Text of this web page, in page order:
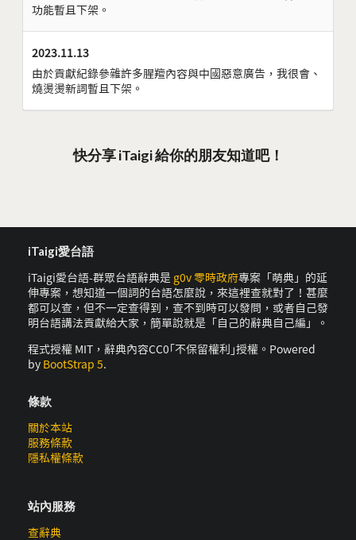
功能暫且下架。
2023.11.13
由於貢獻紀錄參雜許多腥羶內容與中國惡意廣告，我很會、
燒燙燙新詞暫且下架。
快分享 iTaigi 給你的朋友知道吧！
iTaigi愛台語
iTaigi愛台語-群眾台語辭典是 g0v 零時政府專案「萌典」的延
伸專案，想知道一個詞的台語怎麼說，來這裡查就對了！甚麼
都可以查，但不一定查得到，查不到時可以發問，或者自己發
明台語講法貢獻給大家，簡單說就是「自己的辭典自己編」。
程式授權 MIT，辭典內容CC0｢不保留權利｣授權。Powered
by BootStrap 5.
條款
關於本站
服務條款
隱私權條款
站內服務
查辭典